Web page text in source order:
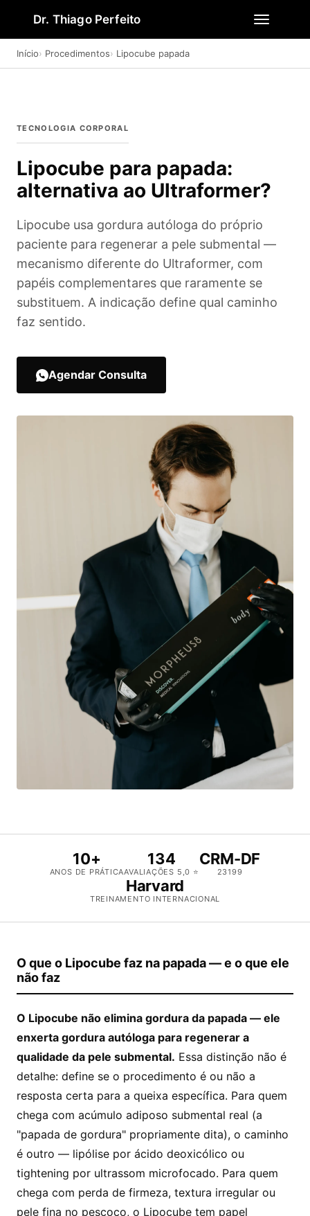
Dr. Thiago Perfeito
Início Procedimentos Lipocube papada
TECNOLOGIA CORPORAL
Lipocube para papada:
alternativa ao Ultraformer?
Lipocube usa gordura autóloga do próprio
paciente para regenerar a pele submental —
mecanismo diferente do Ultraformer, com
papéis complementares que raramente se
substituem. A indicação define qual caminho
faz sentido.
Agendar Consulta
10+
ANOS DE PRÁTICA
134
AVALIAÇÕES 5,0 ⭐
CRM-DF
23199
Harvard
TREINAMENTO INTERNACIONAL
O que o Lipocube faz na papada — e o que ele
não faz
O Lipocube não elimina gordura da papada — ele
enxerta gordura autóloga para regenerar a
qualidade da pele submental. Essa distinção não é
detalhe: define se o procedimento é ou não a
resposta certa para a queixa específica. Para quem
chega com acúmulo adiposo submental real (a
"papada de gordura" propriamente dita), o caminho
é outro — lipólise por ácido deoxicólico ou
tightening por ultrassom microfocado. Para quem
chega com perda de firmeza, textura irregular ou
pele fina no pescoço, o Lipocube tem papel